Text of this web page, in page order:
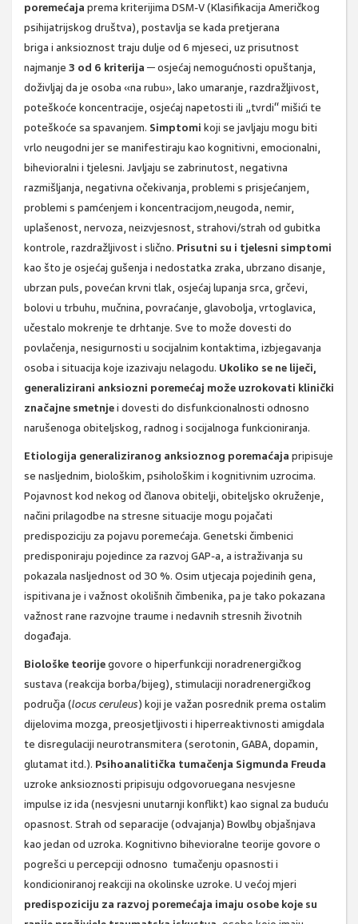
poremećaja prema kriterijima DSM-V (Klasifikacija Američkog
psihijatrijskog društva), postavlja se kada pretjerana
briga i anksioznost traju dulje od 6 mjeseci, uz prisutnost
najmanje 3 od 6 kriterija ─ osjećaj nemogućnosti opuštanja,
doživljaj da je osoba «na rubu», lako umaranje, razdražljivost,
poteškoće koncentracije, osjećaj napetosti ili „tvrdi“ mišići te
poteškoće sa spavanjem. Simptomi koji se javljaju mogu biti
vrlo neugodni jer se manifestiraju kao kognitivni, emocionalni,
bihevioralni i tjelesni. Javljaju se zabrinutost, negativna
razmišljanja, negativna očekivanja, problemi s prisjećanjem,
problemi s pamćenjem i koncentracijom,neugoda, nemir,
uplašenost, nervoza, neizvjesnost, strahovi/strah od gubitka
kontrole, razdražljivost i slično. Prisutni su i tjelesni simptomi
kao što je osjećaj gušenja i nedostatka zraka, ubrzano disanje,
ubrzan puls, povećan krvni tlak, osjećaj lupanja srca, grčevi,
bolovi u trbuhu, mučnina, povraćanje, glavobolja, vrtoglavica,
učestalo mokrenje te drhtanje. Sve to može dovesti do
povlačenja, nesigurnosti u socijalnim kontaktima, izbjegavanja
osoba i situacija koje izazivaju nelagodu. Ukoliko se ne liječi,
generalizirani anksiozni poremećaj može uzrokovati klinički
značajne smetnjei dovesti do disfunkcionalnosti odnosno
narušenoga obiteljskog, radnog i socijalnoga funkcioniranja.
Etiologija generaliziranog anksioznog poremaćaja pripisuje
se nasljednim, biološkim, psihološkim i kognitivnim uzrocima.
Pojavnost kod nekog od članova obitelji, obiteljsko okruženje,
načini prilagodbe na stresne situacije mogu pojačati
predispoziciju za pojavu poremećaja. Genetski čimbenici
predisponiraju pojedince za razvoj GAP-a, a istraživanja su
pokazala nasljednost od 30 %. Osim utjecaja pojedinih gena,
ispitivana je i važnost okolišnih čimbenika, pa je tako pokazana
važnost rane razvojne traume i nedavnih stresnih životnih
događaja.
Biološke teorijegovore o hiperfunkciji noradrenergičkog
sustava (reakcija borba/bijeg), stimulaciji noradrenergičkog
područja (locus ceruleus) koji je važan posrednik prema ostalim
dijelovima mozga, preosjetljivosti i hiperreaktivnosti amigdala
te disregulaciji neurotransmitera (serotonin, GABA, dopamin,
glutamat itd.). Psihoanalitička tumačenja Sigmunda Freuda
uzroke anksioznosti pripisuju odgovoruegana nesvjesne
impulse iz ida (nesvjesni unutarnji konflikt) kao signal za buduću
opasnost. Strah od separacije (odvajanja) Bowlby objašnjava
kao jedan od uzroka. Kognitivno bihevioralne teorije govore o
pogrešci u percepciji odnosno tumačenju opasnosti i
kondicioniranoj reakciji na okolinske uzroke. U većoj mjeri
predispoziciju za razvoj poremećaja imaju osobe koje su